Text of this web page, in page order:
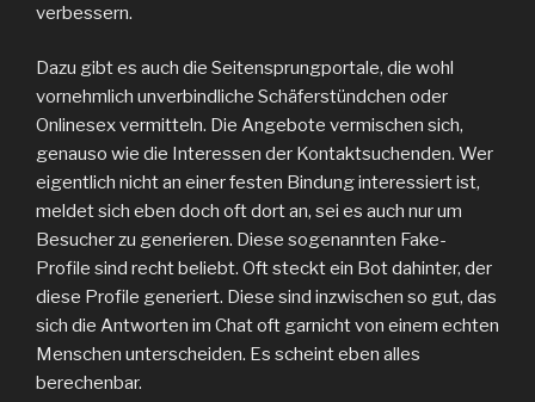
verbessern.
Dazu gibt es auch die Seitensprungportale, die wohl
vornehmlich unverbindliche Schäferstündchen oder
Onlinesex vermitteln. Die Angebote vermischen sich,
genauso wie die Interessen der Kontaktsuchenden. Wer
eigentlich nicht an einer festen Bindung interessiert ist,
meldet sich eben doch oft dort an, sei es auch nur um
Besucher zu generieren. Diese sogenannten Fake-
Profile sind recht beliebt. Oft steckt ein Bot dahinter, der
diese Profile generiert. Diese sind inzwischen so gut, das
sich die Antworten im Chat oft garnicht von einem echten
Menschen unterscheiden. Es scheint eben alles
berechenbar.